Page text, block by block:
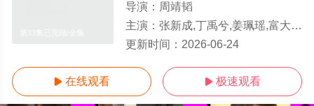
导演： 周靖韬
主演： 张新成,丁禹兮,姜珮瑶,富大龙,刘令姿,张宸逍,李欢,姜卓君,徐正溪,韩栋,季肖冰,徐振轩,程相,应灏铭,曲高位,寇振海,佟晨洁,屠显智
更新时间： 2026-06-24
 在线观看  极速观看